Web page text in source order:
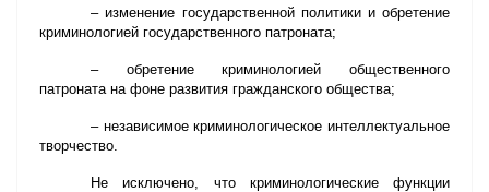
– изменение государственной политики и обретение
криминологией государственного патроната;
– обретение криминологией общественного
патроната на фоне развития гражданского общества;
– независимое криминологическое интеллектуальное
творчество.
Не исключено, что криминологические функции